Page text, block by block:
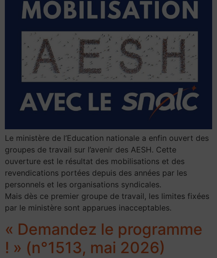
Le ministère de l’Education nationale a enfin ouvert des
groupes de travail sur l’avenir des AESH. Cette
ouverture est le résultat des mobilisations et des
revendications portées depuis des années par les
personnels et les organisations syndicales.
Mais dès ce premier groupe de travail, les limites fixées
par le ministère sont apparues inacceptables.
« Demandez le programme
! » (n°1513, mai 2026)